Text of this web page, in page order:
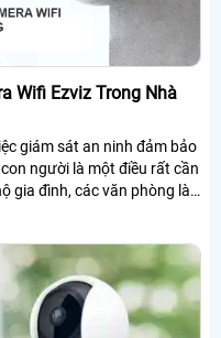
Wifi Ezviz Trong Nhà
giám sát an ninh đảm bảo
người là một điều rất cần
gia đình, các văn phòng làm